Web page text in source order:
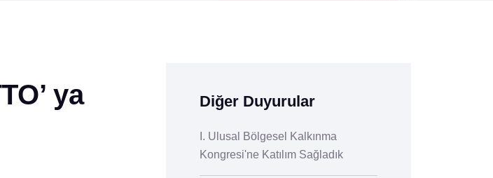
ya
Diğer Duyurular
I. Ulusal Bölgesel Kalkınma
Kongresi'ne Katılım Sağladık